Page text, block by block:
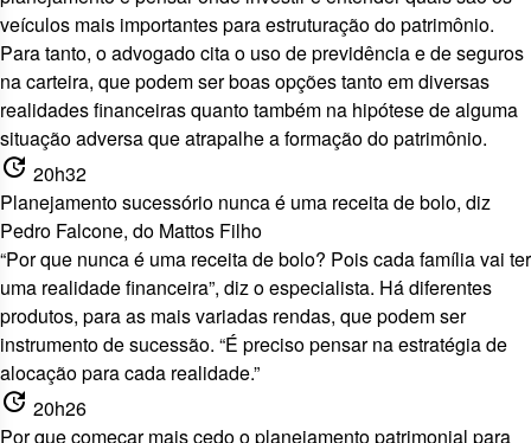
veículos mais importantes para estruturação do patrimônio.
Para tanto, o advogado cita o uso de previdência e de seguros
na carteira, que podem ser boas opções tanto em diversas
realidades financeiras quanto também na hipótese de alguma
situação adversa que atrapalhe a formação do patrimônio.
update 20h32
Planejamento sucessório nunca é uma receita de bolo, diz
Pedro Falcone, do Mattos Filho
“Por que nunca é uma receita de bolo? Pois cada família vai ter
uma realidade financeira”, diz o especialista. Há diferentes
produtos, para as mais variadas rendas, que podem ser
instrumento de sucessão. “É preciso pensar na estratégia de
alocação para cada realidade.”
update 20h26
Por que começar mais cedo o planejamento patrimonial para